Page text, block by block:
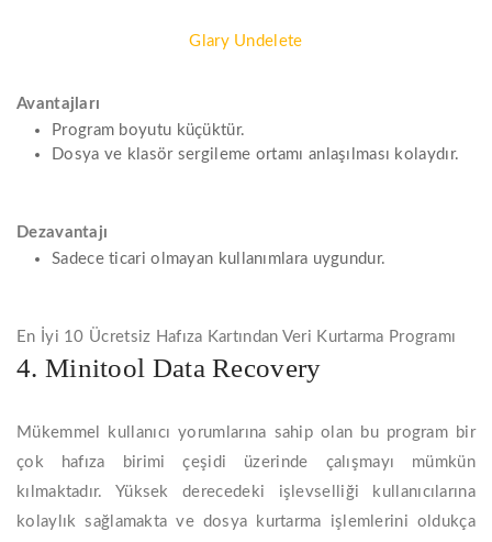
Glary Undelete
Avantajları
Program boyutu küçüktür.
Dosya ve klasör sergileme ortamı anlaşılması kolaydır.
Dezavantajı
Sadece ticari olmayan kullanımlara uygundur.
En İyi 10 Ücretsiz Hafıza Kartından Veri Kurtarma Programı
4. Minitool Data Recovery
Mükemmel kullanıcı yorumlarına sahip olan bu program bir
çok hafıza birimi çeşidi üzerinde çalışmayı mümkün
kılmaktadır. Yüksek derecedeki işlevselliği kullanıcılarına
kolaylık sağlamakta ve dosya kurtarma işlemlerini oldukça